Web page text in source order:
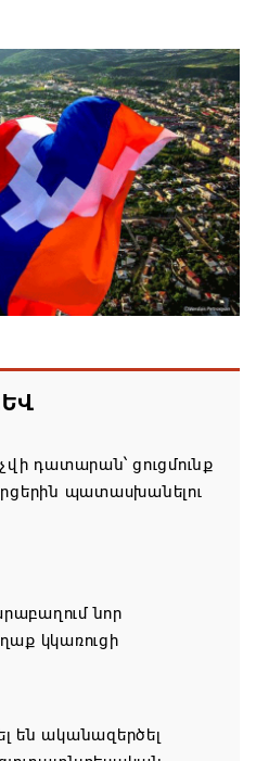
և Պակիստանը
մասին
Հայոց Հայրապետին և
չկա
ՆՇԵԼՈՒ ՏԱՇՏՈՒՆ
գյուղական
դատարան՝ ցուցմունք
պատասխանելու
նոր
կկառուցի
են ականազերծել